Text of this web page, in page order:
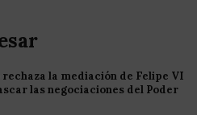
rechaza la mediación de Felipe VI
las negociaciones del Poder